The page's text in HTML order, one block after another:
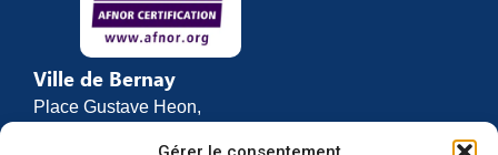
Ville de Bernay
Place Gustave Heon,